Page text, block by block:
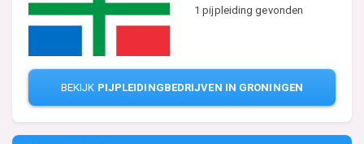
1 pijpleiding gevonden
BEKIJK PIJPLEIDINGBEDRIJVEN IN GRONINGEN